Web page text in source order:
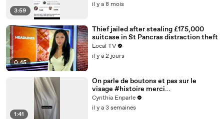
3:59
il y a 8 mois
0:45
Thief jailed after stealing £175,000
suitcase in St Pancras distraction theft
Local TV
il y a 2 jours
1:41
On parle de boutons et pas sur le
visage #histoire merci
@studio_paillette prêt*
Cynthia Enparle
il y a 3 semaines